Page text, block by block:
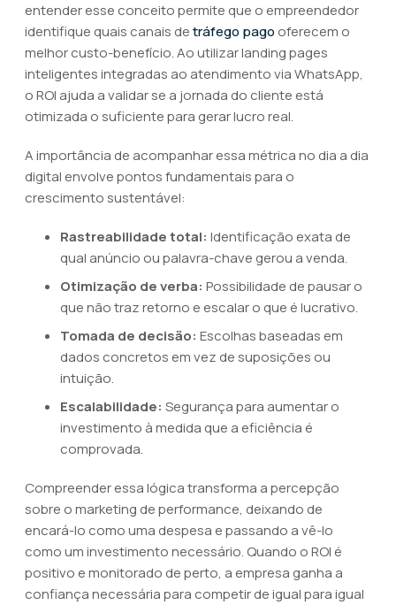
entender esse conceito permite que o empreendedor
identifique quais canais detráfego pago oferecem o
melhor custo-benefício. Ao utilizar landing pages
inteligentes integradas ao atendimento via WhatsApp,
o ROI ajuda a validar se a jornada do cliente está
otimizada o suficiente para gerar lucro real.
A importância de acompanhar essa métrica no dia a dia
digital envolve pontos fundamentais para o
crescimento sustentável:
Rastreabilidade total: Identificação exata de
qual anúncio ou palavra-chave gerou a venda.
Otimização de verba: Possibilidade de pausar o
que não traz retorno e escalar o que é lucrativo.
Tomada de decisão: Escolhas baseadas em
dados concretos em vez de suposições ou
intuição.
Escalabilidade: Segurança para aumentar o
investimento à medida que a eficiência é
comprovada.
Compreender essa lógica transforma a percepção
sobre o marketing de performance, deixando de
encará-lo como uma despesa e passando a vê-lo
como um investimento necessário. Quando o ROI é
positivo e monitorado de perto, a empresa ganha a
confiança necessária para competir de igual para igual